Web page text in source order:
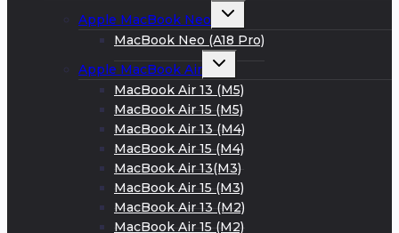
Apple MacBook Neo
Развернуть
меню
MacBook Neo (A18 Pro)
Apple MacBook Air
Развернуть
меню
MacBook Air 13 (M5)
MacBook Air 15 (M5)
MacBook Air 13 (M4)
MacBook Air 15 (M4)
MacBook Air 13(M3)
MacBook Air 15 (M3)
MacBook Air 13 (M2)
MacBook Air 15 (M2)